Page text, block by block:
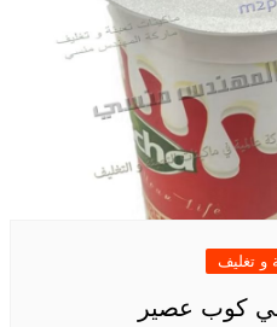
و تغليف
كوب عصير